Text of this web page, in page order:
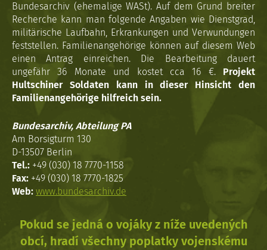
Bundesarchiv (ehemalige WASt). Auf dem Grund breiter
Recherche kann man folgende Angaben wie Dienstgrad,
militärische Laufbahn, Erkrankungen und Verwundungen
feststellen. Familienangehörige können auf diesem Web
einen Antrag einreichen. Die Bearbeitung dauert
ungefähr 36 Monate und kostet cca 16 €. Projekt
Hultschiner Soldaten kann in dieser Hinsicht den
Familienangehörige hilfreich sein.
Bundesarchiv, Abteilung PA
Am Borsigturm 130
D-13507 Berlin
Tel.: +49 (030) 18 7770-1158
Fax: +49 (030) 18 7770-1825
Web: www.bundesarchiv.de
Pokud se jedná o vojáky z níže uvedených
obcí, hradí všechny poplatky vojenskému